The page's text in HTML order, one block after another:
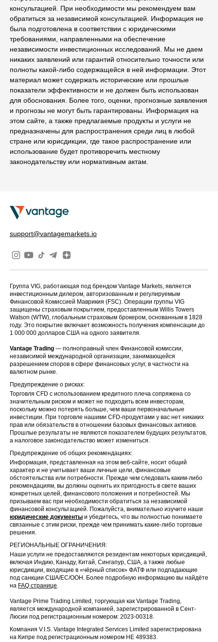
консультацией. При необходимости мы рекомендуем вам
обратиться за независимой консультацией. Информация не
была подготовлена в соответствии с юридическими
требованиями, направленными на обеспечение
независимости инвестиционных исследований. Мы не даем
никаких заявлений или гарантий относительно точности или
полноты какой-либо содержащейся в ней информации. Этот
материал может содержать исторические или прошлые
показатели эффективности и не должен быть использован
для обоснования. Более того, оценки, прогнозные заявления
и прогнозы не могут быть гарантированы. Информация на
этом сайте, а также предлагаемые продукты и услуги не
предназначены для распространения среди лиц в любой
стране или юрисдикции, где такое распространение или
использование будет противоречить местному
законодательству или нормативным актам.
support@vantagemarkets.io
Группа VIG, работающая под брендом Vantage Markets, является
инвестиционным дилером, авторизованным и регулируемым
Финансовой Комиссией Маврикия (FSC). Операции группы VIG
защищены страховым покрытием, предоставленным Willis Towers
Watson (WTW), глобальным страховым брокером, основанным в 1828
году. Это покрытие включает возможность получения компенсации до
1 000 000 долларов США на одного заявителя.
Vantage Trading — полноправный член Финансовой комиссии,
независимой международной организации, занимающейся
разрешением споров в сфере финансовых услуг, в частности на
валютном рынке.
Предупреждение о рисках:
Торговля CFD с использованием кредитного плеча сопряжена со
значительным риском и может не подходить всем инвесторам,
поскольку можно потерять больше, чем ваши первоначальные
инвестиции. При торговле нашими CFD-продуктами у вас нет никаких
прав или обязательств в отношении базовых финансовых активов.
Прошлые результаты не являются показателем будущих результатов,
а налоговое законодательство может измениться.
Предупреждение об общих рекомендациях:
Информация, представленная на этом веб-сайте, носит общий
характер и не учитывает ваши личные цели, финансовые
обстоятельства или потребности. Прежде чем следовать каким-либо
рекомендациям, вы должны оценить их пригодность в свете ваших
конкретных целей, финансового положения и потребностей. Мы
призываем вас при необходимости обратиться за независимой
финансовой консультацией. Пожалуйста, внимательно изучите наши
юридические документы и убедитесь, что вы полностью понимаете
связанные с этим риски, прежде чем принимать какие-либо торговые
решения.
РЕГИОНАЛЬНЫЕ ОГРАНИЧЕНИЯ:
Наши услуги не предоставляются резидентам некоторых юрисдикций,
включая Индию, Канаду, Китай, Сингапур, США, а также любые
юрисдикции, входящие в «чёрный список» ФАТФ или подпадающие
под санкции США/ЕС/ООН. Более подробную информацию вы найдёте
на FAQ странице.
Vantage Prime Trading Limited, торгующая как Vantage Trading,
является международной компанией, зарегистрированной в Сент-
Люсии под регистрационным номером: 2023-00318.
Компания V.I.S. Vantage Integrated Services Limited зарегистрирована
на Кипре под регистрационным номером HE 489383.